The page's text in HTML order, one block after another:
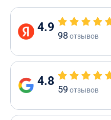
4.9
98 отзывов
4.8
59 отзывов